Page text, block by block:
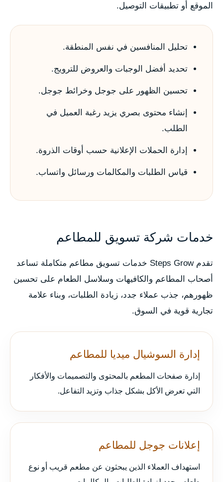
الموقع أو تطبيقات التوصيل.
تحليل المنافسين في نفس المنطقة.
تحديد أفضل الوجبات والعروض للترويج.
تحسين الظهور على جوجل وخرائط جوجل.
إنشاء محتوى بصري يزيد رغبة العميل في
الطلب.
إدارة الحملات الإعلانية حسب أوقات الذروة.
قياس الطلبات والمكالمات ورسائل واتساب.
خدمات شركة تسويق للمطاعم
تقدم Steps Grow خدمات تسويق مطاعم متكاملة تساعد
أصحاب المطاعم والكافيهات وسلاسل الطعام على تحسين
ظهورهم، جذب عملاء جدد، زيادة الطلبات، وبناء علامة
تجارية قوية في السوق.
إدارة السوشيال ميديا للمطاعم
إدارة صفحات المطعم بالمحتوى والتصميمات والأفكار
التي تعرض الأكل بشكل جذاب وتزيد التفاعل.
إعلانات جوجل للمطاعم
استهداف العملاء الذين يبحثون عن مطعم قريب أو نوع